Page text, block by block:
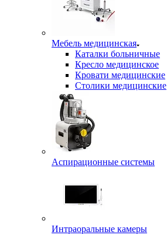
Мебель медицинская
Каталки больничные
Кресло медицинское
Кровати медицинские
Столики медицинские
Аспирационные системы
Интраоральные камеры